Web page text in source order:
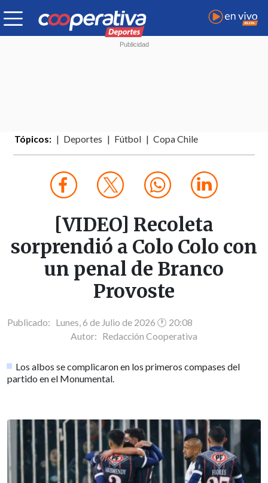
Tópicos: Deportes Fútbol Copa Chile
[VIDEO] Recoleta
sorprendió a Colo Colo con
un penal de Branco
Provoste
Publicado: Lunes, 6 de Julio de 2026 🕐 20:08
Autor: Redacción Cooperativa
Los albos se complicaron en los primeros compases del
partido en el Monumental.